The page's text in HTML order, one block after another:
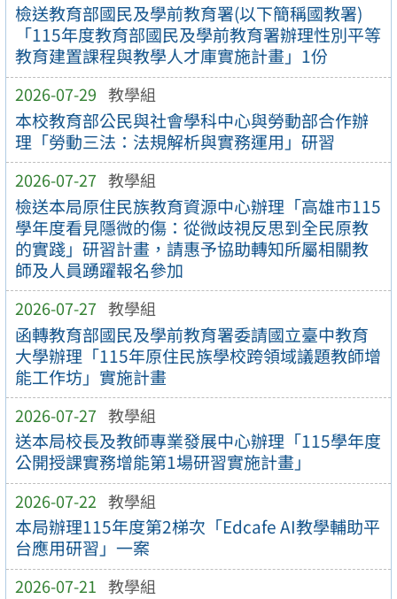
檢送教育部國民及學前教育署(以下簡稱國教署)
「115年度教育部國民及學前教育署辦理性別平等
教育建置課程與教學人才庫實施計畫」1份
2026-07-29 教學組
本校教育部公民與社會學科中心與勞動部合作辦
理「勞動三法：法規解析與實務運用」研習
2026-07-27 教學組
檢送本局原住民族教育資源中心辦理「高雄市115
學年度看見隱微的傷：從微歧視反思到全民原教
的實踐」研習計畫，請惠予協助轉知所屬相關教
師及人員踴躍報名參加
2026-07-27 教學組
函轉教育部國民及學前教育署委請國立臺中教育
大學辦理「115年原住民族學校跨領域議題教師增
能工作坊」實施計畫
2026-07-27 教學組
送本局校長及教師專業發展中心辦理「115學年度
公開授課實務增能第1場研習實施計畫」
2026-07-22 教學組
本局辦理115年度第2梯次「Edcafe AI教學輔助平
台應用研習」一案
2026-07-21 教學組